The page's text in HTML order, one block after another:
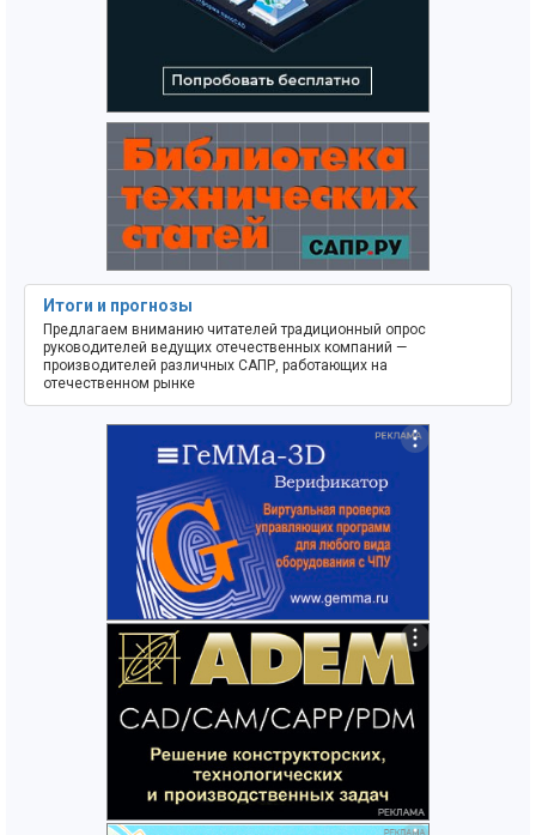
Итоги и прогнозы
Предлагаем вниманию читателей традиционный опрос
руководителей ведущих отечественных компаний —
производителей различных САПР, работающих на
отечественном рынке